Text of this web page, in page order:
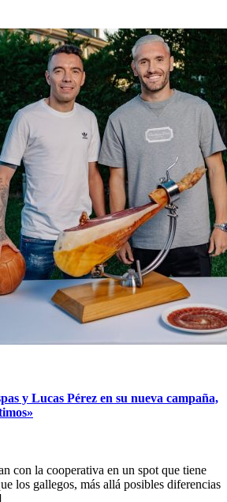
y Lucas Pérez en su nueva campaña,
con la cooperativa en un spot que tiene
los gallegos, más allá posibles diferencias